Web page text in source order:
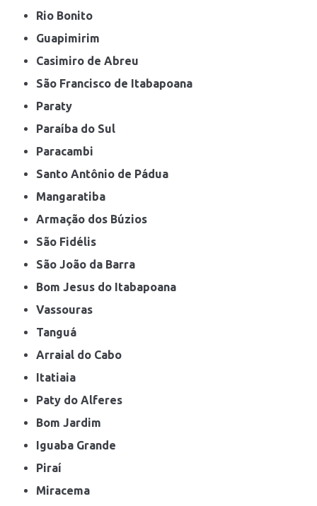
Rio Bonito
Guapimirim
Casimiro de Abreu
São Francisco de Itabapoana
Paraty
Paraíba do Sul
Paracambi
Santo Antônio de Pádua
Mangaratiba
Armação dos Búzios
São Fidélis
São João da Barra
Bom Jesus do Itabapoana
Vassouras
Tanguá
Arraial do Cabo
Itatiaia
Paty do Alferes
Bom Jardim
Iguaba Grande
Piraí
Miracema